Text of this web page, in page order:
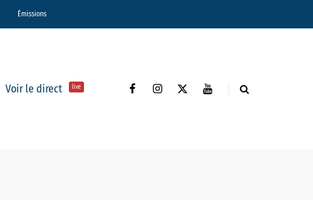
Émissions
Voir le direct live